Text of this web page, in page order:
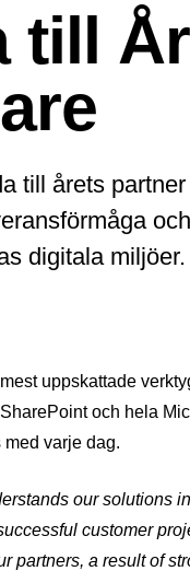
till årets
digitala miljöer.
uppskattade
och hela
med varje dag.
our solutions
customer
partners, a result of